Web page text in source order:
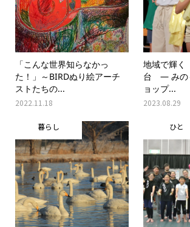
「こんな世界知らなかっ
た！」～BIRDぬり絵アーチ
ストたちの...
2022.11.18
地域で輝
台 ― みの
ョップ...
2023.08.29
暮らし ひと